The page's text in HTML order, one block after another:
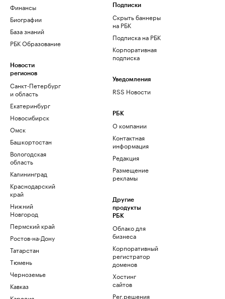
Финансы
Биографии
База знаний
РБК Образование
Новости
регионов
Санкт-Петербург
и область
Екатеринбург
Новосибирск
Омск
Башкортостан
Вологодская
область
Калининград
Краснодарский
край
Нижний
Новгород
Пермский край
Ростов-на-Дону
Татарстан
Тюмень
Черноземье
Кавказ
Подписки
Скрыть баннеры
на РБК
Подписка на РБК
Корпоративная
подписка
Уведомления
RSS Новости
РБК
О компании
Контактная
информация
Редакция
Размещение
рекламы
Другие
продукты
РБК
Облако для
бизнеса
Корпоративный
регистратор
доменов
Хостинг
сайтов
Рег.решения